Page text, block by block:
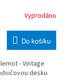
Vyprodáno
Do košíku
- Vintage
desku